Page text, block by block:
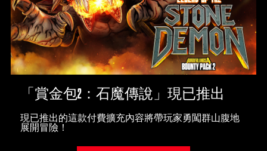
「賞金包2：石魔傳說」現已推出
現已推出的這款付費擴充內容將帶玩家勇闖群山腹地
展開冒險！